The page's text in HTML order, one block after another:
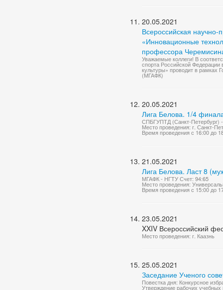
20.05.2021
Всероссийская
«Инновационные
профессора
Уважаемые коллеги! В
спорта Российской
культуры» проводит в рамках
(МГАФК)
20.05.2021
Лига Белова. 1/4
СПБГУПТД (Санкт-Петербург)
Место проведения: г. Санкт-
Время проведения с 16:00 до
21.05.2021
Лига Белова. Ласт 8
МГАФК - НГТУ Счет: 94:65
Место проведения:
Время проведения с 15:00 до
23.05.2021
XXIV Всероссийский
Место проведения: г. Каазнь
25.05.2021
Заседание Ученого
Повестка дня: Конкурсное
Утверждение рабочих